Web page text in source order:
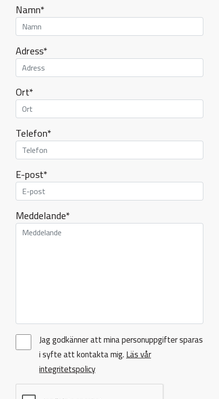
Namn*
Adress*
Ort*
Telefon*
E-post*
Meddelande*
Jag godkänner att mina personuppgifter sparas
i syfte att kontakta mig.Läs vår
integritetspolicy